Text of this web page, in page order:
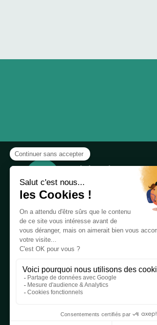
Notre boutique, spécialisée dans la
table de pique-nique et de plein air, est
principalement adressée aux
entreprises privées et publiques et au
associations.
Infos et contact au 04 86 84 05 81
Table de Pique-